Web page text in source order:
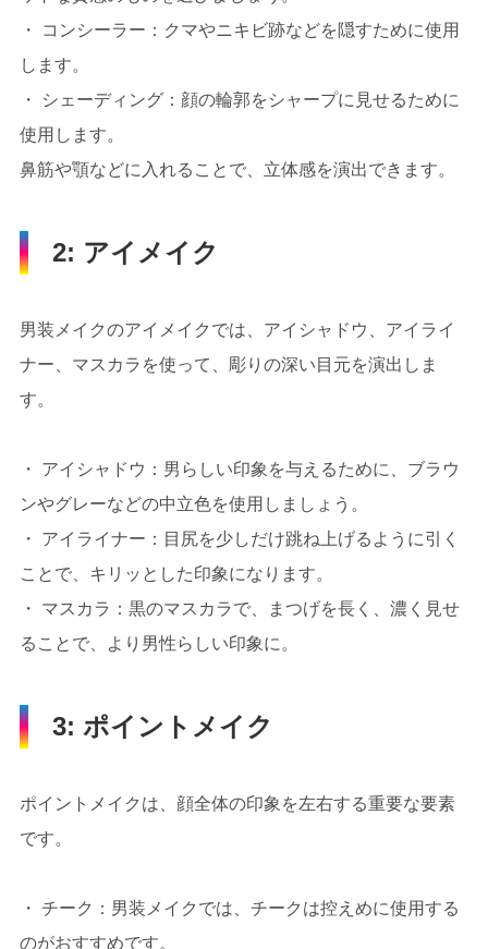
・ コンシーラー：クマやニキビ跡などを隠すために使用
します。
・ シェーディング：顔の輪郭をシャープに見せるために
使用します。
鼻筋や顎などに入れることで、立体感を演出できます。
2: アイメイク
男装メイクのアイメイクでは、アイシャドウ、アイライ
ナー、マスカラを使って、彫りの深い目元を演出しま
す。
・ アイシャドウ：男らしい印象を与えるために、ブラウ
ンやグレーなどの中立色を使用しましょう。
・ アイライナー：目尻を少しだけ跳ね上げるように引く
ことで、キリッとした印象になります。
・ マスカラ：黒のマスカラで、まつげを長く、濃く見せ
ることで、より男性らしい印象に。
3: ポイントメイク
ポイントメイクは、顔全体の印象を左右する重要な要素
です。
・ チーク：男装メイクでは、チークは控えめに使用する
のがおすすめです。